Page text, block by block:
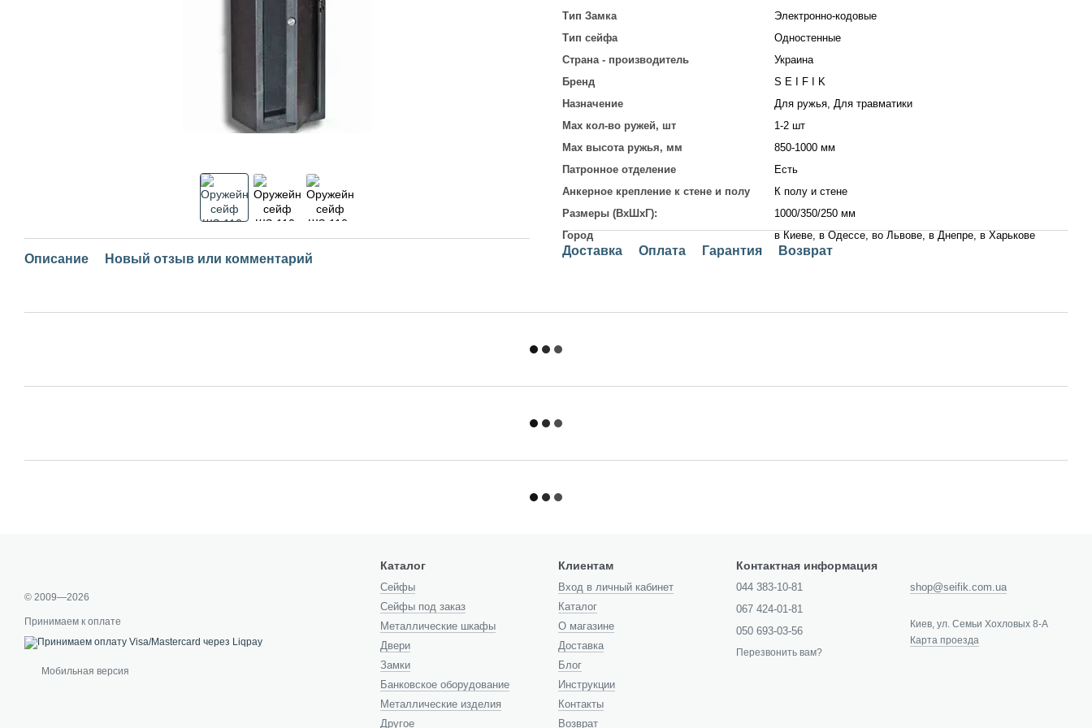
Описание Новый отзыв или комментарий
Тип Замка
Электронно-кодовые
Тип сейфа
Одностенные
Страна - производитель
Украина
Бренд
S E I F I K
Назначение
Для ружья, Для травматики
Max кол-во ружей, шт
1-2 шт
Max высота ружья, мм
850-1000 мм
Патронное отделение
Есть
Анкерное крепление к стене и полу
К полу и стене
Размеры (ВхШхГ):
1000/350/250 мм
Город
в Киеве, в Одессе, во Львове, в Днепре, в Харькове
Доставка Оплата Гарантия Возврат
© 2009—2026
Принимаем к оплате
Мобильная версия
Каталог
Cейфы
Сейфы под заказ
Металлические шкафы
Двери
Замки
Банковское оборудование
Металлические изделия
Другое
Клиентам
Вход в личный кабинет
Каталог
О магазине
Доставка
Блог
Инструкции
Контакты
Возврат
Контактная информация
044 383-10-81
067 424-01-81
050 693-03-56
Перезвонить вам?
shop@seifik.com.ua
Киев, ул. Семьи Хохловых 8-А
Карта проезда